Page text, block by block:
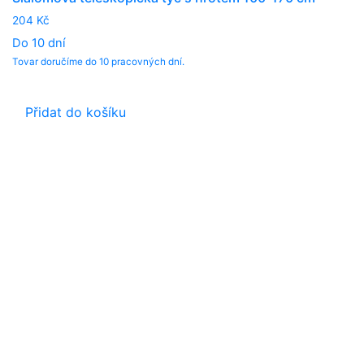
204 Kč
Do 10 dní
Tovar doručíme do 10 pracovných dní.
Přidat do košíku